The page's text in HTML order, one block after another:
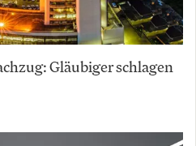
Gläubiger schlagen